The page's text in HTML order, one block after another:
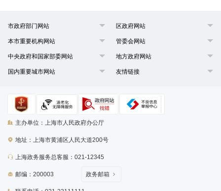
市政府部门网站 区政府网站
本市重要机构网站 管委会网站
中央政府和国家部委网站 地方政府网站
国内重要城市网站 友情链接
主办单位：上海市人民政府办公厅
地址：上海市黄浦区人民大道200号
上海政务服务总客服：021-12345
邮编：200003 政务邮箱